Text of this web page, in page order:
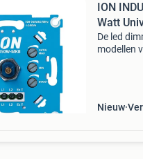
ION
Watt
De led
modellen
Nieuw